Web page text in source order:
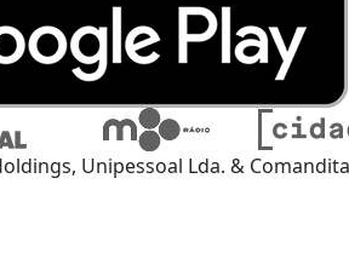
Unipessoal Lda. &